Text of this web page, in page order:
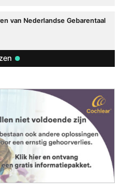
van Nederlandse Gebarentaal